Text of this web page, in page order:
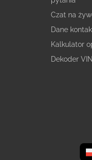
Czat na
Dane
Kalkulator
Dekoder VIN